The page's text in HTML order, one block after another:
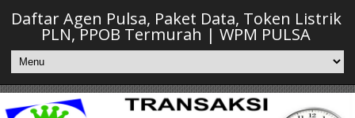
Daftar Agen Pulsa, Paket Data, Token Listrik
PLN, PPOB Termurah | WPM PULSA